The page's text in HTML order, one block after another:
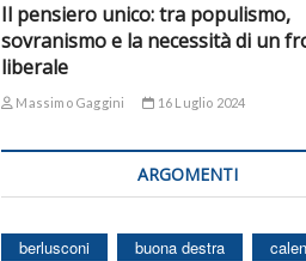
Il pensiero unico: tra populismo,
sovranismo e la necessità di un
liberale
Massimo Gaggini 16 Luglio 2024
ARGOMENTI
berlusconi buona destra